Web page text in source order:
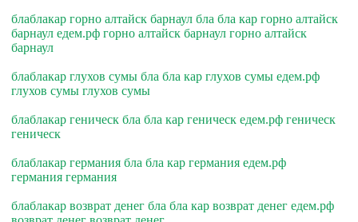
блаблакар горно алтайск барнаул бла бла кар горно алтайск
барнаул едем.рф горно алтайск барнаул горно алтайск
барнаул
блаблакар глухов сумы бла бла кар глухов сумы едем.рф
глухов сумы глухов сумы
блаблакар геническ бла бла кар геническ едем.рф геническ
геническ
блаблакар германия бла бла кар германия едем.рф
германия германия
блаблакар возврат денег бла бла кар возврат денег едем.рф